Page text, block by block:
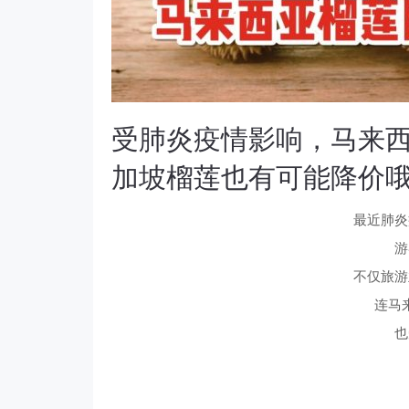
受肺炎疫情影响，马来
加坡榴莲也有可能降价
最近肺
不仅旅
连马